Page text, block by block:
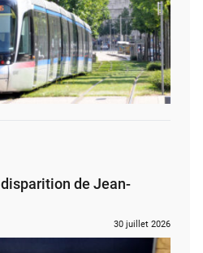
de Jean-
30 juillet 2026